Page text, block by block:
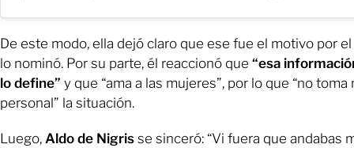
De este modo, ella dejó claro que ese fue el motivo por
lo nominó. Por su parte, él reaccionó que “esa
lo define” y que “ama a las mujeres”, por lo que “no toma
personal” la situación.
Luego, Aldo de Nigris se sinceró: “Vi fuera que andabas